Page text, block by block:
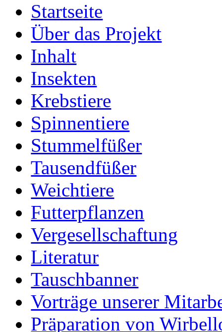
Startseite
Über das Projekt
Inhalt
Insekten
Krebstiere
Spinnentiere
Stummelfüßer
Tausendfüßer
Weichtiere
Futterpflanzen
Vergesellschaftung
Literatur
Tauschbanner
Vorträge unserer
Präparation von